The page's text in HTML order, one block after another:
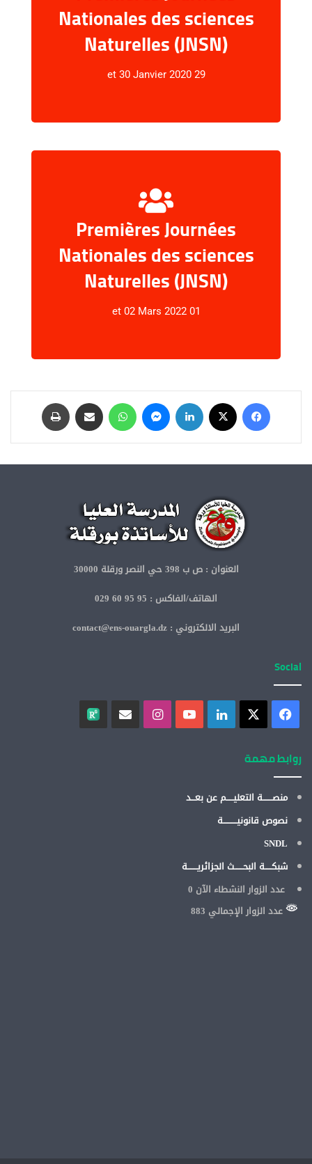
Nationales des sciences
Naturelles (JNSN)
29 et 30 Janvier 2020
عرض المحتوى
Premières Journées
Nationales des sciences
Naturelles (JNSN)
01 et 02 Mars 2022
عرض المحتوى
العنوان : ص ب 398 حي النصر ورقلة 30000
الهاتف/الفاكس : 95 95 60 029
البريد الالكتروني : contact@ens-ouargla.dz
Social
روابط مهمة
منصـــــــة التعليـــــم عن بعـــد
نصوص قانونيــــــــــة
SNDL
شبكـــــة البحــــــث الجزائريـــــــة
عدد الزوار النشطاء الآن
عدد الزوار الإجمالي 883